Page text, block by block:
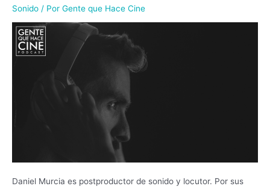
Sonido / Por Gente que Hace Cine
Daniel Murcia es postproductor de sonido y locutor. Por sus